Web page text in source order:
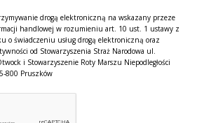
drogą elektroniczną na wskazany przeze
handlowej w rozumieniu art. 10 ust. 1 ustawy z
o świadczeniu usług drogą elektroniczną oraz
od Stowarzyszenia Straż Narodowa ul.
i Stowarzyszenie Roty Marszu Niepodległości
800 Pruszków